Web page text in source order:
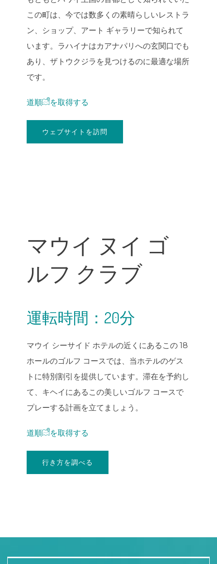
この町は、今では数多くの素晴らしいレストラ
ン、ショップ、アート ギャラリーで知られて
います。ラハイナはカアナパリへの玄関口でも
あり、ザトウクジラを見つけるのに最適な場所
です。
道順 を取得する
ウェブサイトを訪問
マウイ ヌイ ゴ
ルフ クラブ
運転時間：20分
マウイ シーサイド ホテルの近くにあるこの 18
ホールのゴルフ コースでは、当ホテルのゲス
トに特別割引を提供しています。滞在を予約し
て、キヘイにあるこの美しいゴルフ コースで
プレーする計画を立てましょう。
道順 を取得する
行き方を調べる